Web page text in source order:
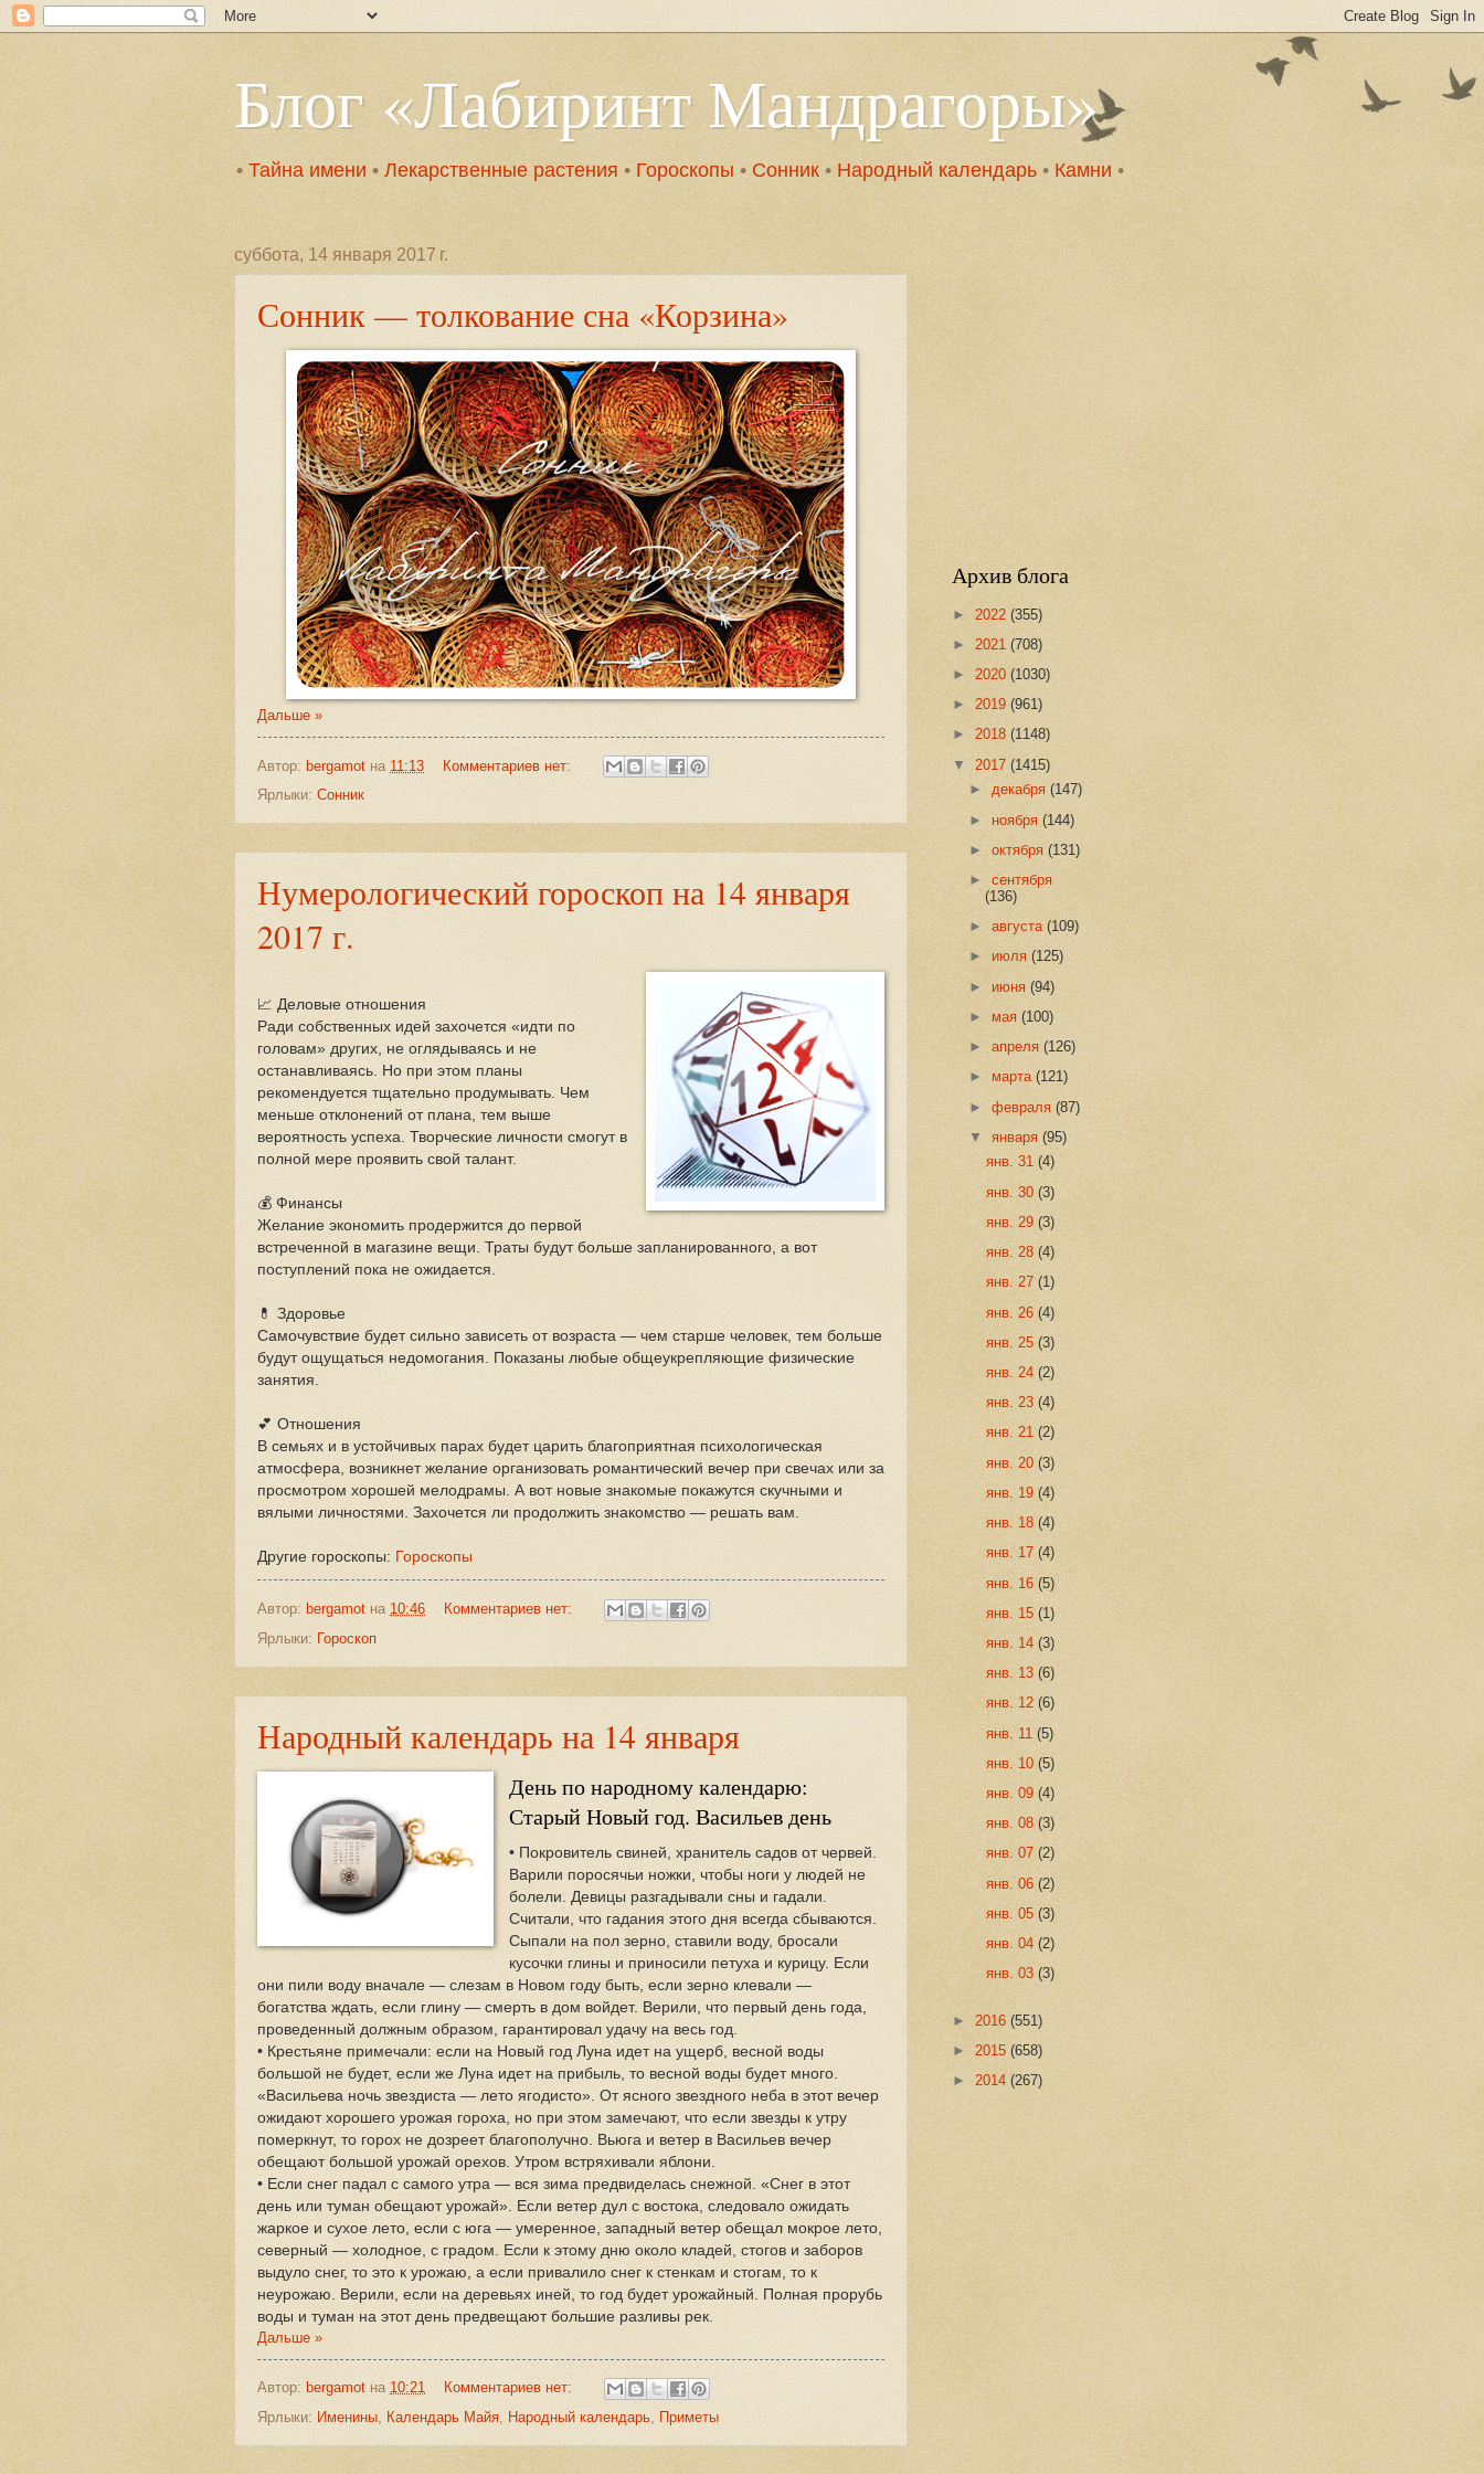
Блог «Лабиринт Мандрагоры»
• Тайна имени • Лекарственные растения • Гороскопы • Сонник • Народный календарь • Камни •
суббота, 14 января 2017 г.
Сонник — толкование сна «Корзина»
Дальше »
Автор: bergamot на 11:13
Комментариев нет:
Ярлыки: Сонник
Нумерологический гороскоп на 14 января
2017 г.
📈 Деловые отношения
Ради собственных идей захочется «идти по
головам» других, не оглядываясь и не
останавливаясь. Но при этом планы
рекомендуется тщательно продумывать. Чем
меньше отклонений от плана, тем выше
вероятность успеха. Творческие личности смогут в
полной мере проявить свой талант.
💰 Финансы
Желание экономить продержится до первой
встреченной в магазине вещи. Траты будут больше запланированного, а вот
поступлений пока не ожидается.
💊 Здоровье
Самочувствие будет сильно зависеть от возраста — чем старше человек, тем больше
будут ощущаться недомогания. Показаны любые общеукрепляющие физические
занятия.
💕 Отношения
В семьях и в устойчивых парах будет царить благоприятная психологическая
атмосфера, возникнет желание организовать романтический вечер при свечах или за
просмотром хорошей мелодрамы. А вот новые знакомые покажутся скучными и
вялыми личностями. Захочется ли продолжить знакомство — решать вам.
Другие гороскопы: Гороскопы
Автор: bergamot на 10:46
Комментариев нет:
Ярлыки: Гороскоп
Народный календарь на 14 января
День по народному календарю:
Старый Новый год. Васильев день
• Покровитель свиней, хранитель садов от червей.
Варили поросячьи ножки, чтобы ноги у людей не
болели. Девицы разгадывали сны и гадали.
Считали, что гадания этого дня всегда сбываются.
Сыпали на пол зерно, ставили воду, бросали
кусочки глины и приносили петуха и курицу. Если
они пили воду вначале — слезам в Новом году быть, если зерно клевали —
богатства ждать, если глину — смерть в дом войдет. Верили, что первый день года,
проведенный должным образом, гарантировал удачу на весь год.
• Крестьяне примечали: если на Новый год Луна идет на ущерб, весной воды
большой не будет, если же Луна идет на прибыль, то весной воды будет много.
«Васильева ночь звездиста — лето ягодисто». От ясного звездного неба в этот вечер
ожидают хорошего урожая гороха, но при этом замечают, что если звезды к утру
померкнут, то горох не дозреет благополучно. Вьюга и ветер в Васильев вечер
обещают большой урожай орехов. Утром встряхивали яблони.
• Если снег падал с самого утра — вся зима предвиделась снежной. «Снег в этот
день или туман обещают урожай». Если ветер дул с востока, следовало ожидать
жаркое и сухое лето, если с юга — умеренное, западный ветер обещал мокрое лето,
северный — холодное, с градом. Если к этому дню около кладей, стогов и заборов
выдуло снег, то это к урожаю, а если привалило снег к стенкам и стогам, то к
неурожаю. Верили, если на деревьях иней, то год будет урожайный. Полная прорубь
воды и туман на этот день предвещают большие разливы рек.
Дальше »
Автор: bergamot на 10:21
Комментариев нет:
Ярлыки: Именины Календарь Майя Народный календарь Приметы
Архив блога
► 2022 (355)
► 2021 (708)
► 2020 (1030)
► 2019 (961)
► 2018 (1148)
▼ 2017 (1415)
►декабря(147)
►ноября(144)
►октября(131)
►сентября
(136)
►августа(109)
►июля(125)
►июня(94)
► мая(100)
►апреля(126)
►марта(121)
►февраля(87)
▼января(95)
янв. 31 (4)
янв. 30 (3)
янв. 29 (3)
янв. 28 (4)
янв. 27 (1)
янв. 26 (4)
янв. 25 (3)
янв. 24 (2)
янв. 23 (4)
янв. 21 (2)
янв. 20 (3)
янв. 19 (4)
янв. 18 (4)
янв. 17 (4)
янв. 16 (5)
янв. 15 (1)
янв. 14 (3)
янв. 13 (6)
янв. 12 (6)
янв. 11 (5)
янв. 10 (5)
янв. 09 (4)
янв. 08 (3)
янв. 07 (2)
янв. 06 (2)
янв. 05 (3)
янв. 04 (2)
янв. 03 (3)
► 2016 (551)
► 2015 (658)
► 2014 (267)